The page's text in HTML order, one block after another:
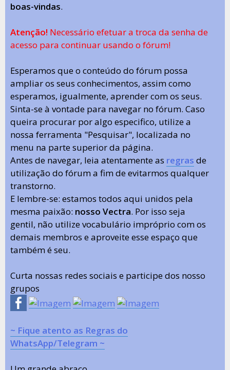
boas-vindas.
Atenção! Necessário efetuar a troca da senha de
acesso para continuar usando o fórum!
Esperamos que o conteúdo do fórum possa
ampliar os seus conhecimentos, assim como
esperamos, igualmente, aprender com os seus.
Sinta-se à vontade para navegar no fórum. Caso
queira procurar por algo especifico, utilize a
nossa ferramenta "Pesquisar", localizada no
menu na parte superior da página.
Antes de navegar, leia atentamente as regras de
utilização do fórum a fim de evitarmos qualquer
transtorno.
E lembre-se: estamos todos aqui unidos pela
mesma paixão: nosso Vectra. Por isso seja
gentil, não utilize vocabulário impróprio com os
demais membros e aproveite esse espaço que
também é seu.
Curta nossas redes sociais e participe dos nosso
grupos
~ Fique atento as Regras do
WhatsApp/Telegram ~